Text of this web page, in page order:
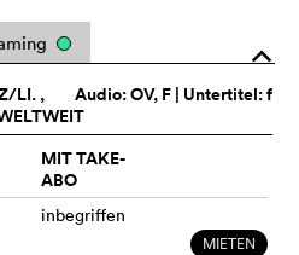
o
Audio:OV, F | Untertitel: f
LI. ,
MIT TAKE-
ABO
inbegriffen
MIETEN